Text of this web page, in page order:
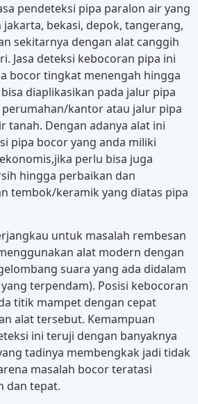
pendeteksi pipa paralon air yang
bekasi, depok, tangerang,
sekitarnya dengan alat canggih
Jasa deteksi kebocoran pipa ini
bocor tingkat menengah hingga
diaplikasikan pada jalur pipa
perumahan/kantor atau jalur pipa
tanah. Dengan adanya alat ini
pipa bocor yang anda miliki
perlu bisa juga
hingga perbaikan dan
tembok/keramik yang diatas pipa
untuk masalah rembesan
alat modern dengan
suara yang ada didalam
terpendam). Posisi kebocoran
titik mampet dengan cepat
alat tersebut. Kemampuan
ini teruji dengan banyaknya
tadinya membengkak jadi tidak
masalah bocor teratasi
dan tepat.